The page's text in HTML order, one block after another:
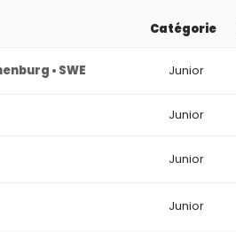
Catégorie
• SWE Junior
Junior
Junior
Junior